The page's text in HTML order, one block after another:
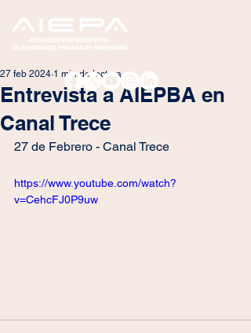
Entrevista a AIEPBA en
Canal Trece
27 feb 2024 1 min de lectura
27 de Febrero - Canal Trece
https://www.youtube.com/watch?
v=CehcFJ0P9uw